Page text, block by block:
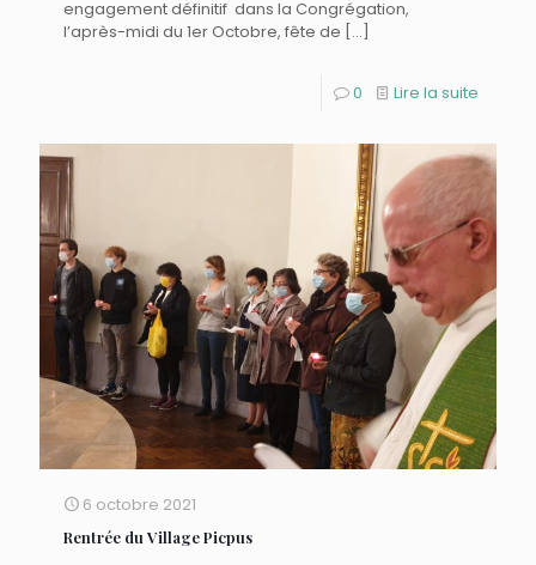
engagement définitif dans la Congrégation,
l’après-midi du 1er Octobre, fête de […]
0 Lire la suite
6 octobre 2021
Rentrée du Village Picpus